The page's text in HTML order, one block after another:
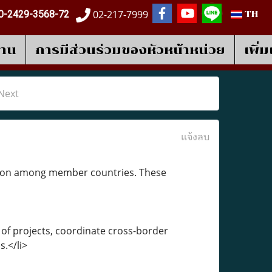
2429-3568-72 02-217-7999 TH
น การมีส่วนร่วมของหัวหน้าหน่วย เพิ่
แจ้งลบ
among member countries. These
projects, coordinate cross-border
li>